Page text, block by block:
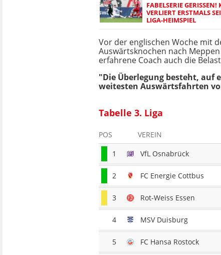
FABELSERIE
VERLIERT ERSTMALS
LIGA-HEIMSPIEL
Vor der englischen Woche mit
Auswärtsknochen nach
erfahrene Coach auch die
"Die Überlegung besteht, auf
weitesten Auswärtsfahrten
Tabelle 3. Liga
POS VEREIN
1
VfL Osnabrück
2 FC Energie Cottbus
3 Rot-Weiss Essen
4 MSV Duisburg
5 FC Hansa Rostock